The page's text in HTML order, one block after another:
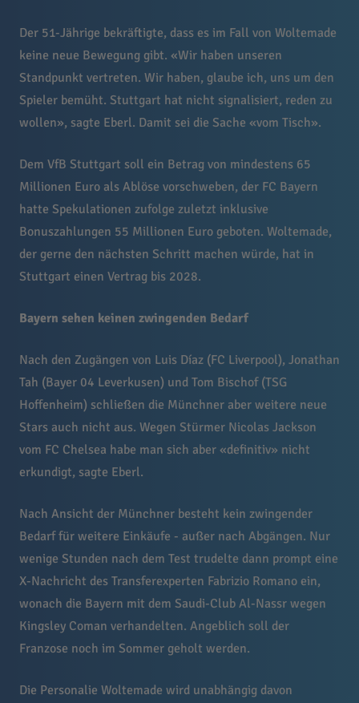
Der 51-Jährige bekräftigte, dass es im Fall von Woltemade
keine neue Bewegung gibt. «Wir haben unseren
Standpunkt vertreten. Wir haben, glaube ich, uns um den
Spieler bemüht. Stuttgart hat nicht signalisiert, reden zu
wollen», sagte Eberl. Damit sei die Sache «vom Tisch».
Dem VfB Stuttgart soll ein Betrag von mindestens 65
Millionen Euro als Ablöse vorschweben, der FC Bayern
hatte Spekulationen zufolge zuletzt inklusive
Bonuszahlungen 55 Millionen Euro geboten. Woltemade,
der gerne den nächsten Schritt machen würde, hat in
Stuttgart einen Vertrag bis 2028.
Bayern sehen keinen zwingenden Bedarf
Nach den Zugängen von Luis Díaz (FC Liverpool), Jonathan
Tah (Bayer 04 Leverkusen) und Tom Bischof (TSG
Hoffenheim) schließen die Münchner aber weitere neue
Stars auch nicht aus. Wegen Stürmer Nicolas Jackson
vom FC Chelsea habe man sich aber «definitiv» nicht
erkundigt, sagte Eberl.
Nach Ansicht der Münchner besteht kein zwingender
Bedarf für weitere Einkäufe - außer nach Abgängen. Nur
wenige Stunden nach dem Test trudelte dann prompt eine
X-Nachricht des Transferexperten Fabrizio Romano ein,
wonach die Bayern mit dem Saudi-Club Al-Nassr wegen
Kingsley Coman verhandelten. Angeblich soll der
Franzose noch im Sommer geholt werden.
Die Personalie Woltemade wird unabhängig davon